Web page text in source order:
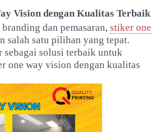
Vision dengan Kualitas Terbaik
dan pemasaran, stiker one
salah satu pilihan yang tepat.
solusi terbaik untuk
one way vision dengan kualitas